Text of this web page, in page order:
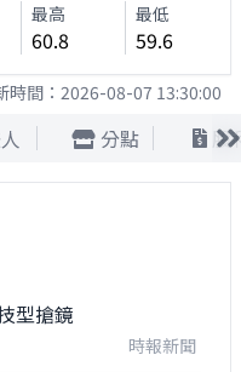
最高
60.8
最低
59.6
時間： 2026-08-07 13:30:00
分點 股
型搶鏡
時報新聞